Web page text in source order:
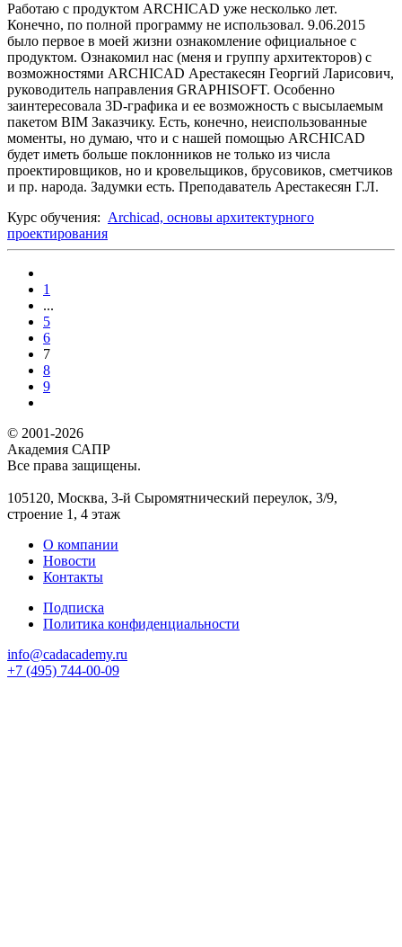
Работаю с продуктом ARCHICAD уже несколько лет.
Конечно, по полной программу не использовал. 9.06.2015
было первое в моей жизни ознакомление официальное с
продуктом. Ознакомил нас (меня и группу архитекторов) с
возможностями ARCHICAD Арестакесян Георгий Ларисович,
руководитель направления GRAPHISOFT. Особенно
заинтересовала 3D-графика и ее возможность с высылаемым
пакетом BIM Заказчику. Есть, конечно, неиспользованные
моменты, но думаю, что и с нашей помощью ARCHICAD
будет иметь больше поклонников не только из числа
проектировщиков, но и кровельщиков, брусовиков, сметчиков
и пр. народа. Задумки есть. Преподаватель Арестакесян Г.Л.
Курс обучения: Archicad, основы архитектурного
проектирования
1
...
5
6
7
8
9
© 2001-2026
Академия САПР
Все права защищены.
105120, Москва, 3-й Сыромятнический переулок, 3/9,
строение 1, 4 этаж
О компании
Новости
Контакты
Подписка
Политика конфиденциальности
info@cadacademy.ru
+7 (495) 744-00-09